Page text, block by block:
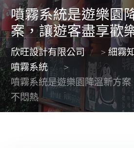
噴霧系統是遊樂園
案，讓遊客盡享歡
欣旺設計有限公司 >細霧
噴霧系統
>
噴霧系統是遊樂園降溫新方
不悶熱